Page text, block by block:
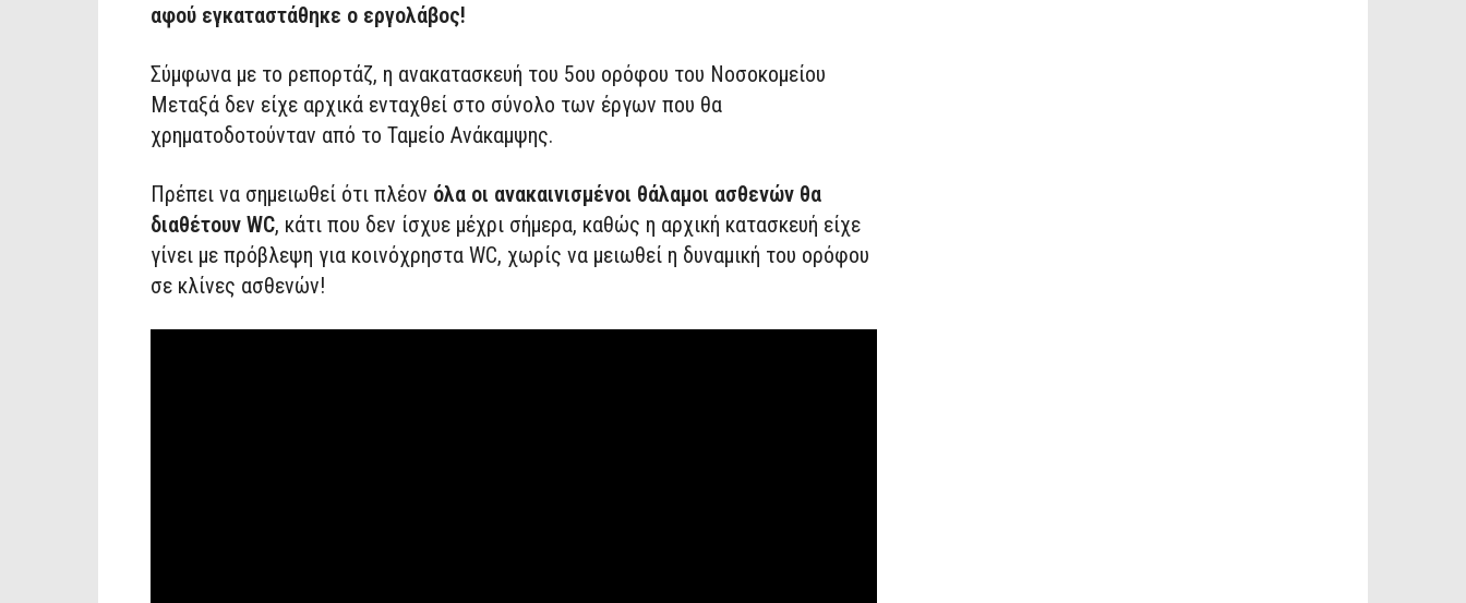
αφού εγκαταστάθηκε ο εργολάβος!
Σύμφωνα με το ρεπορτάζ, η ανακατασκευή του 5ου ορόφου του Νοσοκομείου
Μεταξά δεν είχε αρχικά ενταχθεί στο σύνολο των έργων που θα
χρηματοδοτούνταν από το Ταμείο Ανάκαμψης.
Πρέπει να σημειωθεί ότι πλέον όλα οι ανακαινισμένοι θάλαμοι ασθενών θα
διαθέτουν WC, κάτι που δεν ίσχυε μέχρι σήμερα, καθώς η αρχική κατασκευή είχε
γίνει με πρόβλεψη για κοινόχρηστα WC, χωρίς να μειωθεί η δυναμική του ορόφου
σε κλίνες ασθενών!